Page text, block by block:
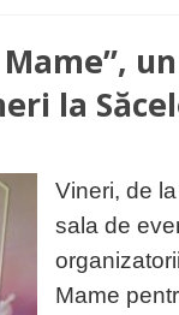
la
Vineri, de
sala de
Mame